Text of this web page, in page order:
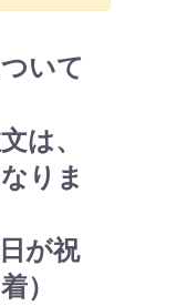
いて
は、
りま
が祝
）